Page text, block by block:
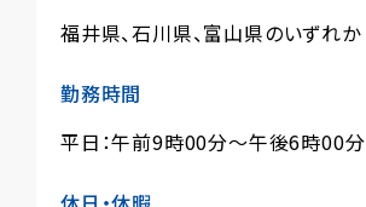
福井県、石川県、富山県のいずれか
勤務時間
平日：午前9時00分〜午後6時00分